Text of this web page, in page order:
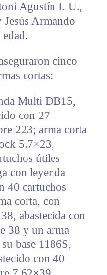
Agustín I. U.,
Jesús Armando
cinco
cortas:
Multi DB15,
con 27
223; arma corta
5.7×23,
útiles
con leyenda
40 cartuchos
corta, con
abastecida con
38 y un arma
base 1186S,
con 40